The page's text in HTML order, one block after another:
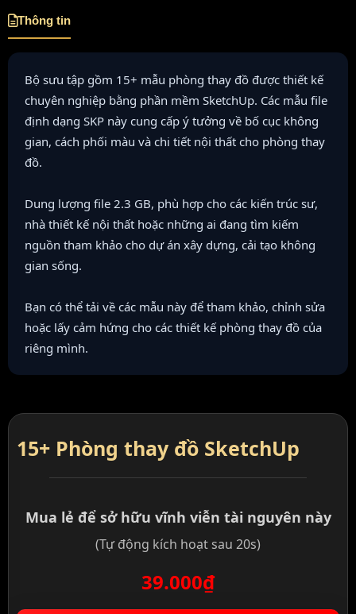
Thông tin
Bộ sưu tập gồm 15+ mẫu phòng thay đồ được thiết kế
chuyên nghiệp bằng phần mềm SketchUp. Các mẫu file
định dạng SKP này cung cấp ý tưởng về bố cục không
gian, cách phối màu và chi tiết nội thất cho phòng thay
đồ.
Dung lượng file 2.3 GB, phù hợp cho các kiến trúc sư,
nhà thiết kế nội thất hoặc những ai đang tìm kiếm
nguồn tham khảo cho dự án xây dựng, cải tạo không
gian sống.
Bạn có thể tải về các mẫu này để tham khảo, chỉnh sửa
hoặc lấy cảm hứng cho các thiết kế phòng thay đồ của
riêng mình.
15+ Phòng thay đồ SketchUp
Mua lẻ để sở hữu vĩnh viễn tài nguyên này
(Tự động kích hoạt sau 20s)
39.000₫